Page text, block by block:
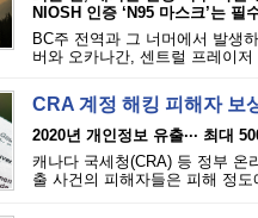
NIOSH 인증 ‘N95 마스크’는 필
BC주 전역과 그 너머에서 발생
버와 오카나간, 센트럴 프레이
CRA 계정 해킹 피해자 보
2020년 개인정보 유출··· 최대
캐나다 국세청(CRA) 등 정부 온
출 사건의 피해자들은 피해 정